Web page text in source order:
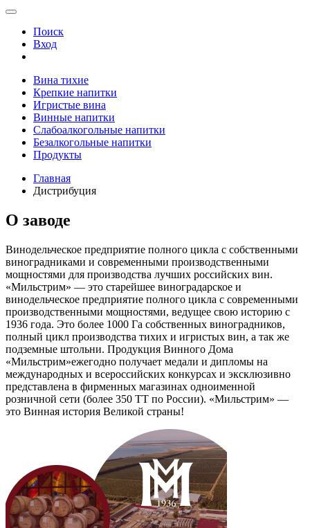
Поиск
Вход
Вина тихие
Крепкие напитки
Игристые вина
Винные напитки
Слабоалкогольные напитки
Безалкогольные напитки
Продукты
Главная
Дистрибуция
О заводе
Винодельческое предприятие полного цикла с собственными
виноградниками и современными производственными
мощностями для производства лучших российских вин.
«Мильстрим» — это старейшее виноградарское и
винодельческое предприятие полного цикла с современными
производственными мощностями, ведущее свою историю с
1936 года. Это более 1000 Га собственных виноградников,
полный цикл производства тихих и игристых вин, а так же
подземные штольни. Продукция Винного Дома
«Мильстрим»ежегодно получает медали и дипломы на
международных и всероссийских конкурсах и эксклюзивно
представлена в фирменных магазинах одноименной
розничной сети (более 350 ТТ по России). «Мильстрим» —
это Винная история Великой страны!